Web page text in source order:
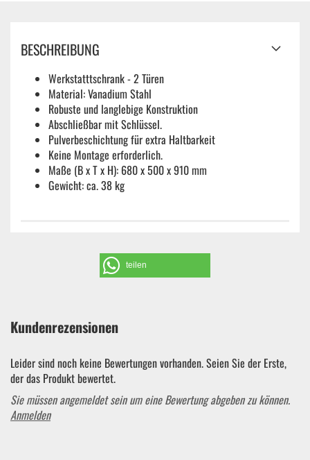
BESCHREIBUNG
Werkstatttschrank - 2 Türen
Material: Vanadium Stahl
Robuste und langlebige Konstruktion
Abschließbar mit Schlüssel.
Pulverbeschichtung für extra Haltbarkeit
Keine Montage erforderlich.
Maße (B x T x H): 680 x 500 x 910 mm
Gewicht: ca. 38 kg
teilen
Kundenrezensionen
Leider sind noch keine Bewertungen vorhanden. Seien Sie der Erste,
der das Produkt bewertet.
Sie müssen angemeldet sein um eine Bewertung abgeben zu können.
Anmelden